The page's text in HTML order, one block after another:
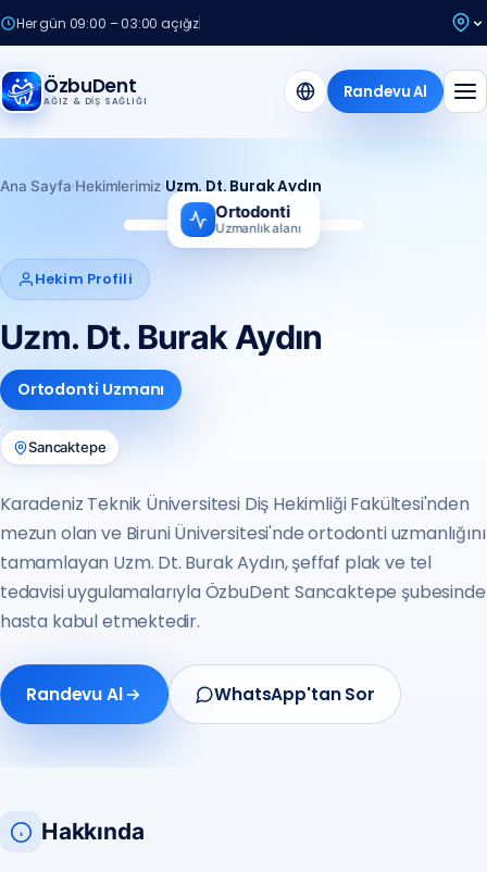
Her gün 09:00 – 03:00 açığız
ÖzbuDent
AĞIZ & DIŞ SAĞLIĞI Randevu Al
Ana Sayfa›Hekimlerimiz›Uzm. Dt. Burak Aydın
Hekim Profili
Uzm. Dt. Burak Aydın
Ortodonti Uzmanı
Sancaktepe
Karadeniz Teknik Üniversitesi Diş Hekimliği Fakültesi'nden
mezun olan ve Biruni Üniversitesi'nde ortodonti uzmanlığını
tamamlayan Uzm. Dt. Burak Aydın, şeffaf plak ve tel
tedavisi uygulamalarıyla ÖzbuDent Sancaktepe şubesinde
hasta kabul etmektedir.
Randevu Al WhatsApp'tan Sor
BA
Ortodonti
Uzmanlık alanı
Hakkında